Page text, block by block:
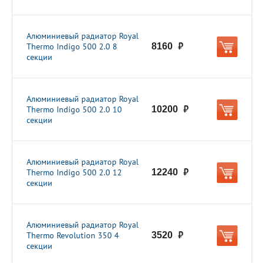
Алюминиевый радиатор Royal
Thermo Indigo 500 2.0 8
секции
8160 руб.
Алюминиевый радиатор Royal
Thermo Indigo 500 2.0 10
секции
10200 руб.
Алюминиевый радиатор Royal
Thermo Indigo 500 2.0 12
секции
12240 руб.
Алюминиевый радиатор Royal
Thermo Revolution 350 4
секции
3520 руб.